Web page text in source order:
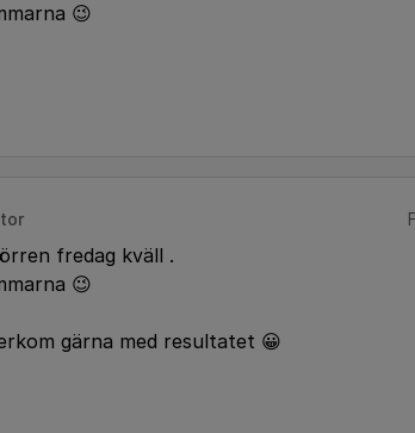
😉
fredag kväll .
😉
gärna med resultatet 😀